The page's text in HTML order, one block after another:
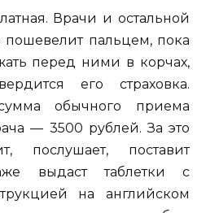
Врачи и остальной
пальцем, пока
перед ними в корчах,
его страховка.
обычного приема
— 3500 рублей. За это
послушает, поставит
выдаст таблетки с
на английском